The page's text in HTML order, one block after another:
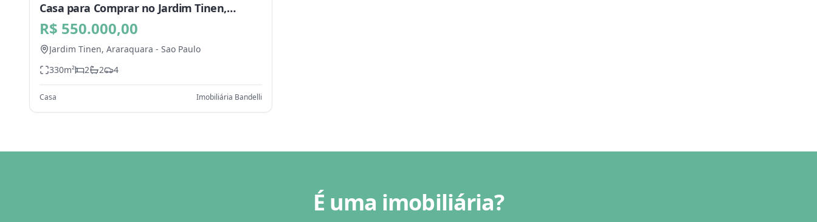
Casa para Comprar no Jardim Tinen,
Araraquara - SP
R$ 550.000,00
Jardim Tinen, Araraquara - Sao Paulo
330m² 2 2 4
Casa Imobiliária Bandelli
É uma imobiliária?